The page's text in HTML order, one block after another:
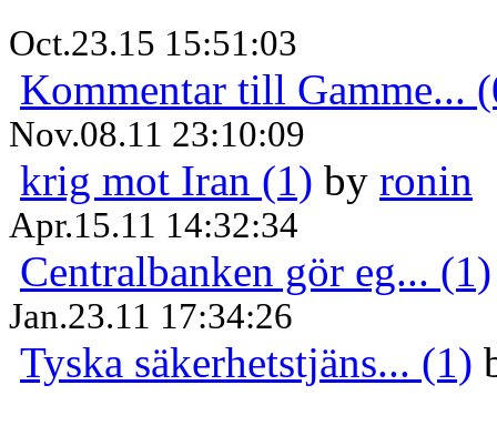
Oct.23.15 15:51:03
Kommentar till Gamme...
Nov.08.11 23:10:09
krig mot Iran (1) by ronin
Apr.15.11 14:32:34
Centralbanken gör eg... (1)
Jan.23.11 17:34:26
Tyska säkerhetstjäns... (1)